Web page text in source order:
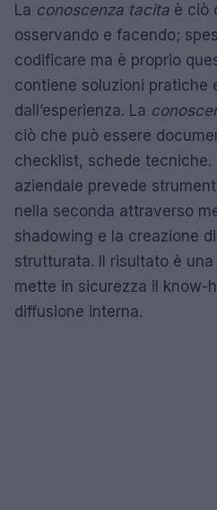
La conoscenza tacita è ciò
osservando e facendo;
codificare ma è proprio
contiene soluzioni pratiche
dall’esperienza. La
ciò che può essere
checklist, schede tecniche.
aziendale prevede
nella seconda attraverso
shadowing e la creazione
strutturata. Il risultato è
mette in sicurezza il know-
diffusione interna.